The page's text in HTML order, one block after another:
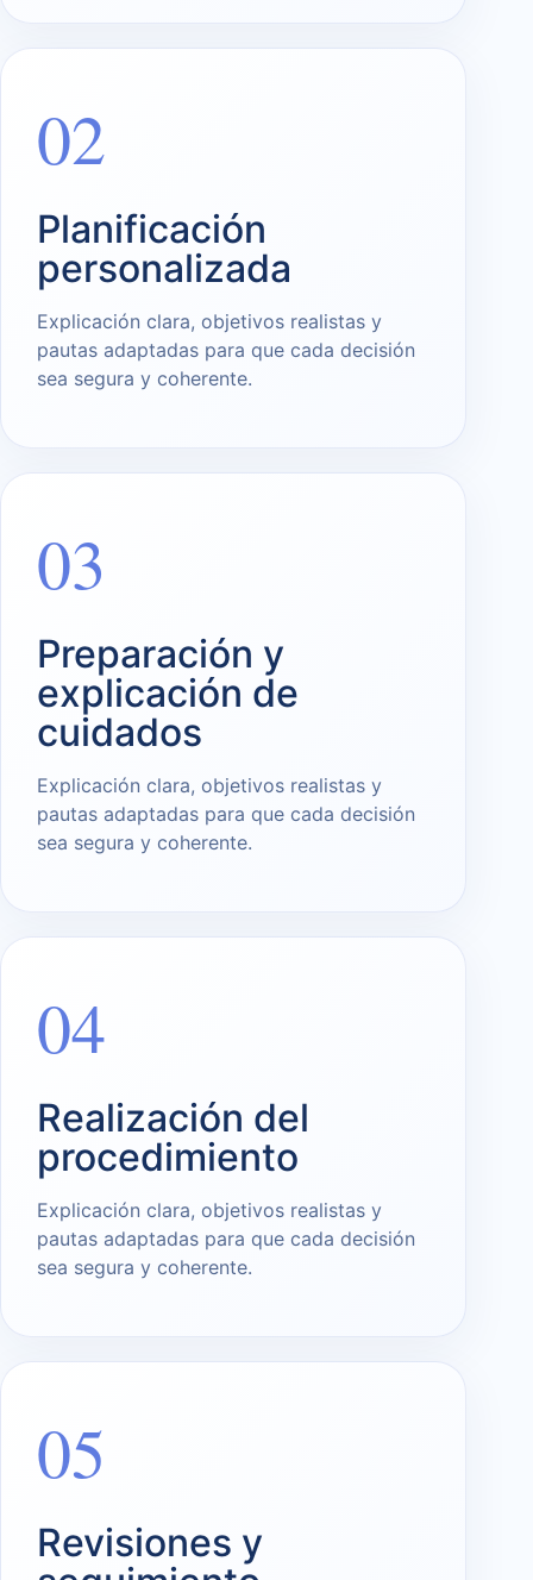
02
Planificación
personalizada
Explicación clara, objetivos realistas y
pautas adaptadas para que cada decisión
sea segura y coherente.
03
Preparación y
explicación de
cuidados
Explicación clara, objetivos realistas y
pautas adaptadas para que cada decisión
sea segura y coherente.
04
Realización del
procedimiento
Explicación clara, objetivos realistas y
pautas adaptadas para que cada decisión
sea segura y coherente.
05
Revisiones y